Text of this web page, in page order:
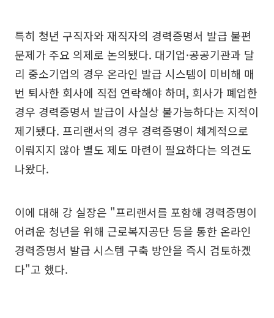
특히 청년 구직자와 재직자의 경력증명서 발급 불편
문제가 주요 의제로 논의됐다. 대기업·공공기관과 달
리 중소기업의 경우 온라인 발급 시스템이 미비해 매
번 퇴사한 회사에 직접 연락해야 하며, 회사가 폐업한
경우 경력증명서 발급이 사실상 불가능하다는 지적이
제기됐다. 프리랜서의 경우 경력증명이 체계적으로
이뤄지지 않아 별도 제도 마련이 필요하다는 의견도
나왔다.
이에 대해 강 실장은 "프리랜서를 포함해 경력증명이
어려운 청년을 위해 근로복지공단 등을 통한 온라인
경력증명서 발급 시스템 구축 방안을 즉시 검토하겠
다"고 했다.